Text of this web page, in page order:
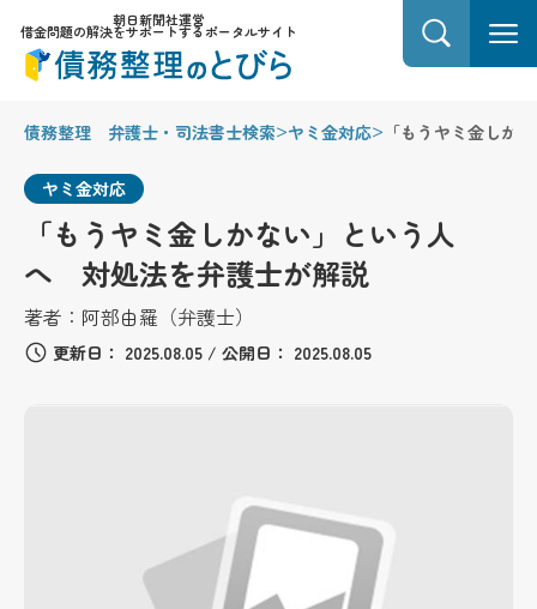
朝日新聞社運営
借金問題の解決をサポートするポータルサイト
債務整理 弁護士・司法書士検索>ヤミ金対応> 「もうヤミ金しか
ヤミ金対応
「もうヤミ金しかない」という人
へ 対処法を弁護士が解説
著者： 阿部由羅（弁護士）
更新日： 2025.08.05 / 公開日： 2025.08.05